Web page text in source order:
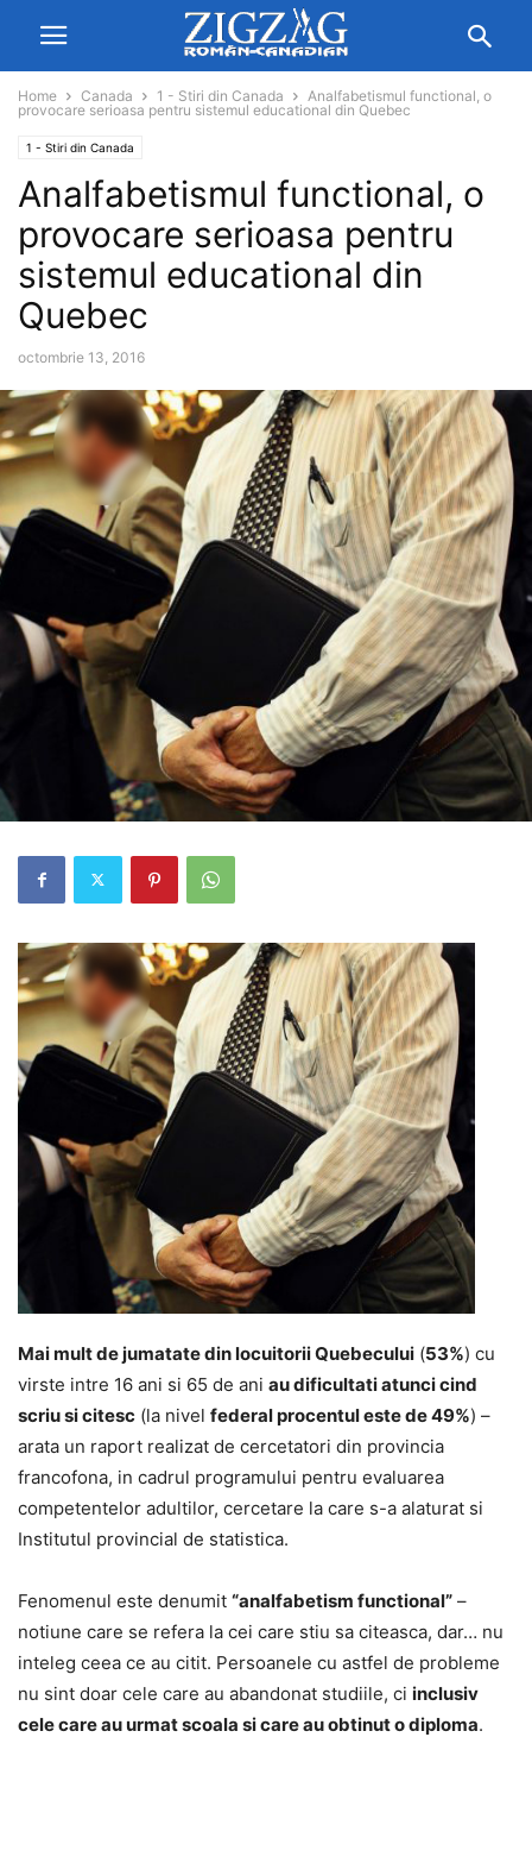
Home Canada 1 - Stiri din Canada
Analfabetismul functional, o
provocare serioasa pentru sistemul educational din Quebec
1 - Stiri din Canada
Analfabetismul functional, o
provocare serioasa pentru
sistemul educational din
Quebec
octombrie 13, 2016
Mai mult de jumatate din locuitorii Quebecului (53%) cu
virste intre 16 ani si 65 de ani au dificultati atunci cind
scriu si citesc (la nivel federal procentul este de 49%) –
arata un raport realizat de cercetatori din provincia
francofona, in cadrul programului pentru evaluarea
competentelor adultilor, cercetare la care s-a alaturat si
Institutul provincial de statistica.
Fenomenul este denumit “analfabetism functional” –
notiune care se refera la cei care stiu sa citeasca, dar… nu
inteleg ceea ce au citit. Persoanele cu astfel de probleme
nu sint doar cele care au abandonat studiile, ci inclusiv
cele care au urmat scoala si care au obtinut o diploma.